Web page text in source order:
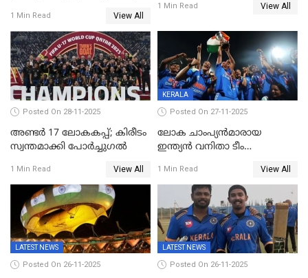
ഇന്ത്യയ്ക്ക് 358 റൺസ്
1 Min Read View All
1 Min Read View All
Posted On 28-11-2025
അണ്ടര്‍ 17 ലോകകപ്പ്; കിരീടം
സ്വന്തമാക്കി പോര്‍ച്ചുഗല്‍
1 Min Read View All
KERALA
Posted On 27-11-2025
ലോക ചാംപ്യൻമാരായ
ഇന്ത്യൻ വനിതാ ടീം
മത്സരങ്ങൾ ​ഗ്രീൻഫീൽഡിൽ
1 Min Read View All
LATEST NEWS
Posted On 26-11-2025
LATEST NEWS
Posted On 26-11-2025